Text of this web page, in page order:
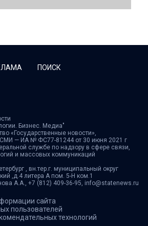
ПОИСК
Бизнес. Медиа"
«Государственные новости»,
СМИ — ИА № ФС77-81244 от 30 июня 2021 г
службе по надзору в сфере связи,
и массовых коммуникаций
, вн.тер.г. муниципальный округ
,д.4 литера А пом. 5-Н ком.1
А.А., +7 (812) 409-36-95, info@statenews.ru
сайта
пользователей
технологий